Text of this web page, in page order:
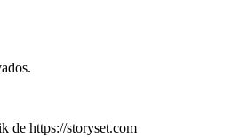
de https://storyset.com